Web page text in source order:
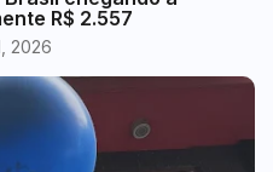
R$ 2.557
2026